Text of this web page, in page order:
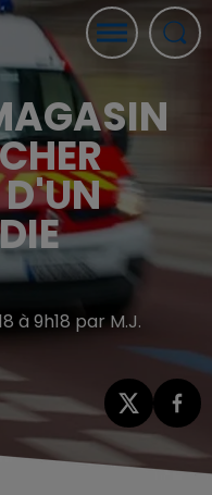
à 9h18 par M.J.